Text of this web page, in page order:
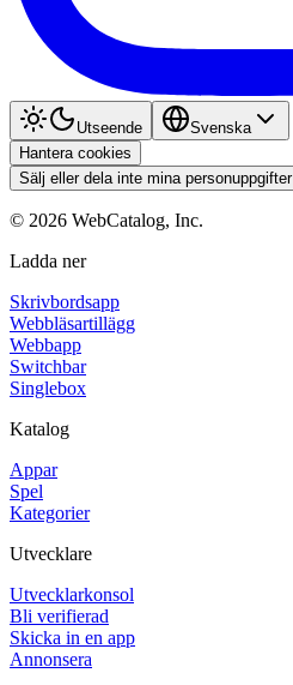
Utseende
Svenska
Hantera cookies
Sälj eller dela inte mina personuppgifter
© 2026 WebCatalog, Inc.
Ladda ner
Skrivbordsapp
Webbläsartillägg
Webbapp
Switchbar
Singlebox
Katalog
Appar
Spel
Kategorier
Utvecklare
Utvecklarkonsol
Bli verifierad
Skicka in en app
Annonsera